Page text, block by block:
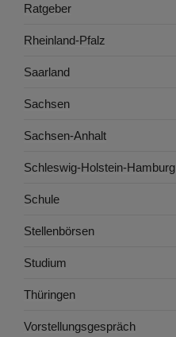
Ratgeber
Rheinland-Pfalz
Saarland
Sachsen
Sachsen-Anhalt
Schleswig-Holstein-Hamburg
Schule
Stellenbörsen
Studium
Thüringen
Vorstellungsgespräch